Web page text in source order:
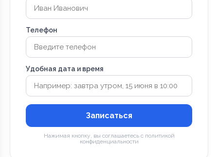
Телефон
Удобная дата и время
Записаться
Нажимая кнопку, вы соглашаетесь с политикой
конфиденциальности